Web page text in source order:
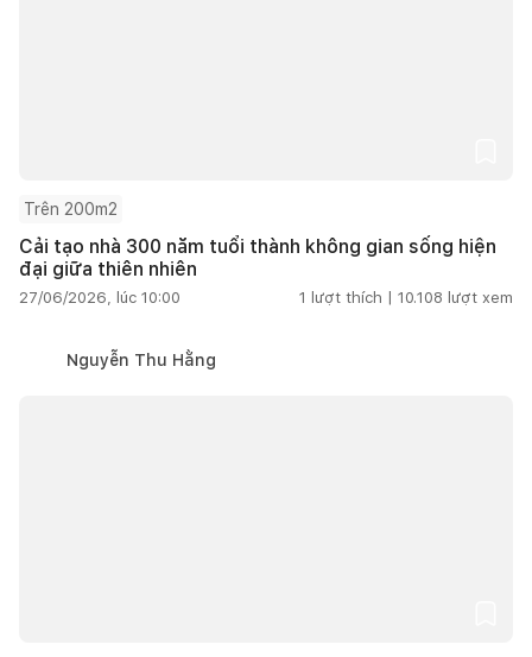
Trên 200m2
Cải tạo nhà 300 năm tuổi thành không gian sống hiện
đại giữa thiên nhiên
27/06/2026, lúc 10:00 1 lượt thích | 10.108 lượt xem
Nguyễn Thu Hằng